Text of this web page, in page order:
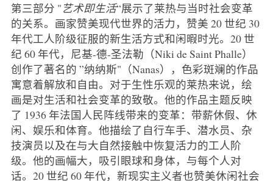
第三部分 "艺术即生活“展示了莱热与当时社会变革
的关系。画家赞美现代世界的活力，赞美 20 世纪 30
年代工人阶级征服的新生活方式和闲暇时光。20 世
纪 60 年代，尼基-德-圣法勒（Niki de Saint Phalle）
创作了著名的 ”纳纳斯"（Nanas），色彩斑斓的作品
寓意着解放和自由。对于生性乐观的莱热来说，绘
画是对生活和社会变革的致敬。他的作品主题反映
了 1936 年法国人民阵线带来的变革：带薪休假、休
闲、娱乐和体育。他描绘了自行车手、潜水员、杂
技演员以及在与大自然接触中恢复活力的工人阶
级。他的画幅大，吸引眼球和身体，与每个人对
话。20 世纪 60 年代，新现实主义者也赞美休闲社会